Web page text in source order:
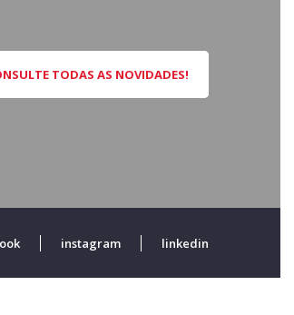
TODAS AS NOVIDADES!
instagram linkedin